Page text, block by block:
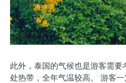
此外，泰国的气候也是游客需
处热带，全年气温较高。 游客